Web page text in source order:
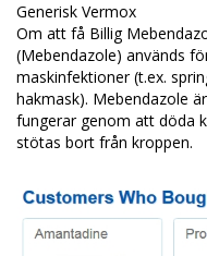
Generisk Vermox
Om att få Billig
(Mebendazole) används
maskinfektioner (t.ex.
hakmask). Mebendazole
fungerar genom att döda
stötas bort från kroppen.